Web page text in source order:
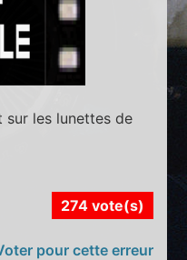
sur les lunettes de
274 vote(s)
pour cette erreur